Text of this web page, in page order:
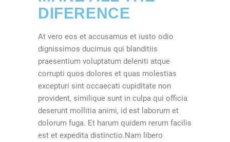
DIFERENCE
At vero eos et accusamus et iusto odio
dignissimos ducimus qui blanditiis
praesentium voluptatum deleniti atque
corrupti quos dolores et quas molestias
excepturi sint occaecati cupiditate non
provident, similique sunt in culpa qui officia
deserunt mollitia animi, id est laborum et
dolorum fuga. Et harum quidem rerum facilis
est et expedita distinctio.Nam libero